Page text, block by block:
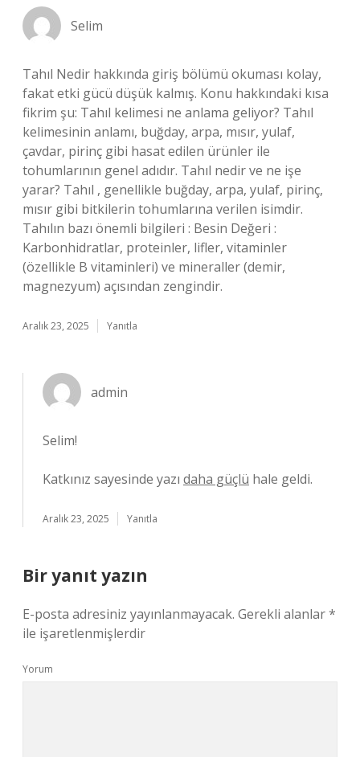
Selim
Tahıl Nedir hakkında giriş bölümü okuması kolay,
fakat etki gücü düşük kalmış. Konu hakkındaki kısa
fikrim şu: Tahıl kelimesi ne anlama geliyor? Tahıl
kelimesinin anlamı, buğday, arpa, mısır, yulaf,
çavdar, pirinç gibi hasat edilen ürünler ile
tohumlarının genel adıdır. Tahıl nedir ve ne işe
yarar? Tahıl , genellikle buğday, arpa, yulaf, pirinç,
mısır gibi bitkilerin tohumlarına verilen isimdir.
Tahılın bazı önemli bilgileri : Besin Değeri :
Karbonhidratlar, proteinler, lifler, vitaminler
(özellikle B vitaminleri) ve mineraller (demir,
magnezyum) açısından zengindir.
Aralık 23, 2025 Yanıtla
admin
Selim!
Katkınız sayesinde yazı daha güçlü hale geldi.
Aralık 23, 2025 Yanıtla
Bir yanıt yazın
E-posta adresiniz yayınlanmayacak. Gerekli alanlar*
ile işaretlenmişlerdir
Yorum